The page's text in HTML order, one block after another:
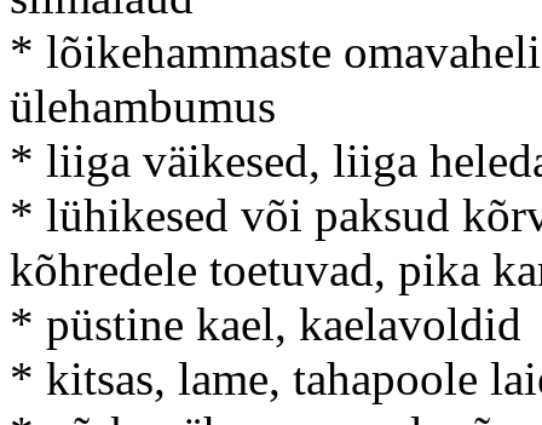
* lõikehammaste
ülehambumus
* liiga väikesed, liiga
* lühikesed või paksud
kõhredele toetuvad, pika
* püstine kael, kaelavoldid
* kitsas, lame, tahapoole